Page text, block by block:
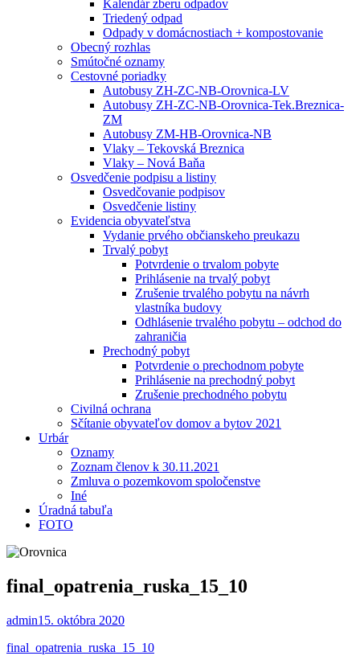
Kalendár zberu odpadov
Triedený odpad
Odpady v domácnostiach + kompostovanie
Obecný rozhlas
Smútočné oznamy
Cestovné poriadky
Autobusy ZH-ZC-NB-Orovnica-LV
Autobusy ZH-ZC-NB-Orovnica-Tek.Breznica-
ZM
Autobusy ZM-HB-Orovnica-NB
Vlaky – Tekovská Breznica
Vlaky – Nová Baňa
Osvedčenie podpisu a listiny
Osvedčovanie podpisov
Osvedčenie listiny
Evidencia obyvateľstva
Vydanie prvého občianskeho preukazu
Trvalý pobyt
Potvrdenie o trvalom pobyte
Prihlásenie na trvalý pobyt
Zrušenie trvalého pobytu na návrh
vlastníka budovy
Odhlásenie trvalého pobytu – odchod do
zahraničia
Prechodný pobyt
Potvrdenie o prechodnom pobyte
Prihlásenie na prechodný pobyt
Zrušenie prechodného pobytu
Civilná ochrana
Sčítanie obyvateľov domov a bytov 2021
Urbár
Oznamy
Zoznam členov k 30.11.2021
Zmluva o pozemkovom spoločenstve
Iné
Úradná tabuľa
FOTO
final_opatrenia_ruska_15_10
admin15. októbra 2020
final_opatrenia_ruska_15_10